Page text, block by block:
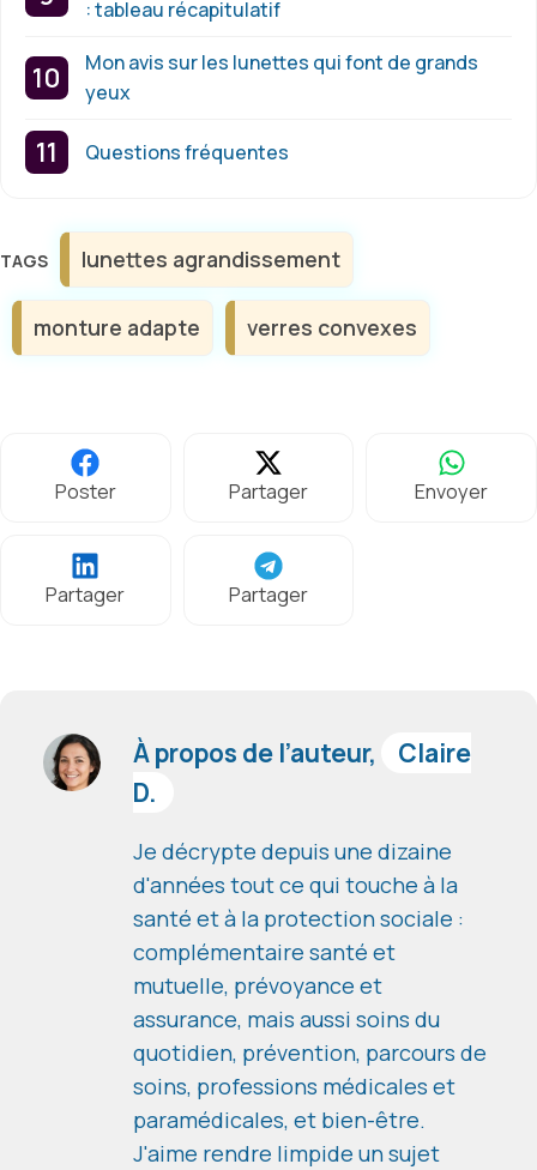
: tableau récapitulatif
Mon avis sur les lunettes qui font de grands
yeux
Questions fréquentes
Étiquettes
lunettes agrandissement
monture adapte verres convexes
Poster Partager Envoyer
Partager Partager
À propos de l’auteur,
Claire
D.
Je décrypte depuis une dizaine
d'années tout ce qui touche à la
santé et à la protection sociale :
complémentaire santé et
mutuelle, prévoyance et
assurance, mais aussi soins du
quotidien, prévention, parcours de
soins, professions médicales et
paramédicales, et bien-être.
J'aime rendre limpide un sujet